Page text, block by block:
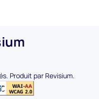
Produit par Revisium.